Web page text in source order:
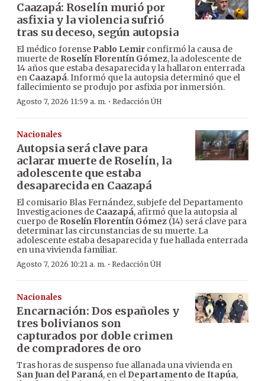
Caazapá: Roselín murió por
asfixia y la violencia sufrió
tras su deceso, según autopsia
El médico forense Pablo Lemir confirmó la causa de
muerte de Roselín Florentín Gómez, la adolescente de
14 años que estaba desaparecida y la hallaron enterrada
en Caazapá. Informó que la autopsia determinó que el
fallecimiento se produjo por asfixia por inmersión.
Agosto 7, 2026 11:59 a. m. · Redacción ÚH
Nacionales
Autopsia será clave para
aclarar muerte de Roselín, la
adolescente que estaba
desaparecida en Caazapá
El comisario Blas Fernández, subjefe del Departamento
Investigaciones de Caazapá, afirmó que la autopsia al
cuerpo de Roselín Florentín Gómez (14) será clave para
determinar las circunstancias de su muerte. La
adolescente estaba desaparecida y fue hallada enterrada
en una vivienda familiar.
Agosto 7, 2026 10:21 a. m. · Redacción ÚH
Nacionales
Encarnación: Dos españoles y
tres bolivianos son
capturados por doble crimen
de compradores de oro
Tras horas de suspenso fue allanada una vivienda en
San Juan del Paraná, en el Departamento de Itapúa,